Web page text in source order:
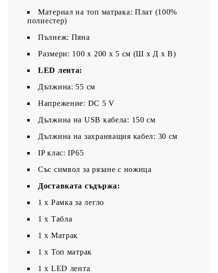
Материал на топ матрака: Плат (100%
полиестер)
Пълнеж: Пяна
Размери: 100 x 200 x 5 см (Ш x Д x В)
LED лента:
Дължина: 55 см
Напрежение: DC 5 V
Дължина на USB кабела: 150 см
Дължина на захранващия кабел: 30 см
IP клас: IP65
Със символ за рязане с ножица
Доставката съдържа:
1 x Рамка за легло
1 x Табла
1 x Матрак
1 x Топ матрак
1 x LED лента